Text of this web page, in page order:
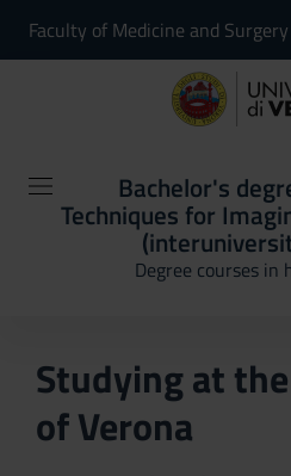
Faculty of Medicine and Surgery
Bachelor's
Techniques for
Degree courses
Studying at
of Verona